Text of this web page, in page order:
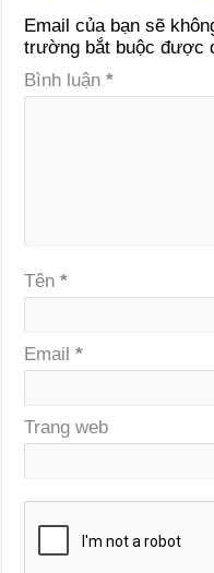
Email của bạn sẽ
trường bắt buộc được
Bình luận*
Tên*
Email*
Trang web